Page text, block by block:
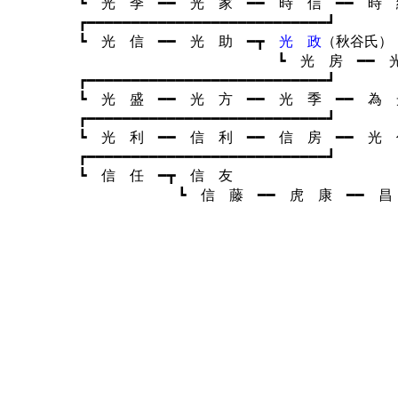
┏━━━━━━━━━━━━━━━━━━━━━━━━━━━┛
┗ 光 信 ━━ 光 助 ━┳ 光 政 （秋谷氏）
┗ 光 房 ━━ 光 建
┏━━━━━━━━━━━━━━━━━━━━━━━━━━━┛
┗ 光 盛 ━━ 光 方 ━━ 光 季 ━━ 為
┏━━━━━━━━━━━━━━━━━━━━━━━━━━━┛
┗ 光 利 ━━ 信 利 ━━ 信 房 ━━ 光
┏━━━━━━━━━━━━━━━━━━━━━━━━━━━┛
┗ 信 任 ━┳ 信 友
┗ 信 藤 ━━ 虎 康 ━━ 昌